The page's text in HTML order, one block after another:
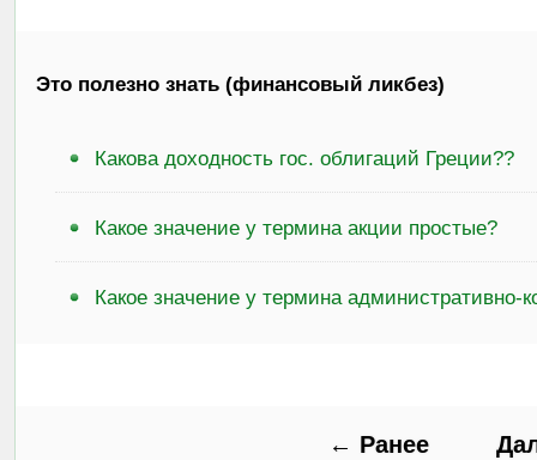
Это полезно знать (финансовый ликбез)
Какова доходность гос. облигаций Греции??
Какое значение у термина акции простые?
Какое значение у термина административно-
← Ранее